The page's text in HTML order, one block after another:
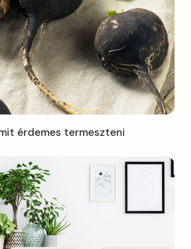
érdemes termeszteni